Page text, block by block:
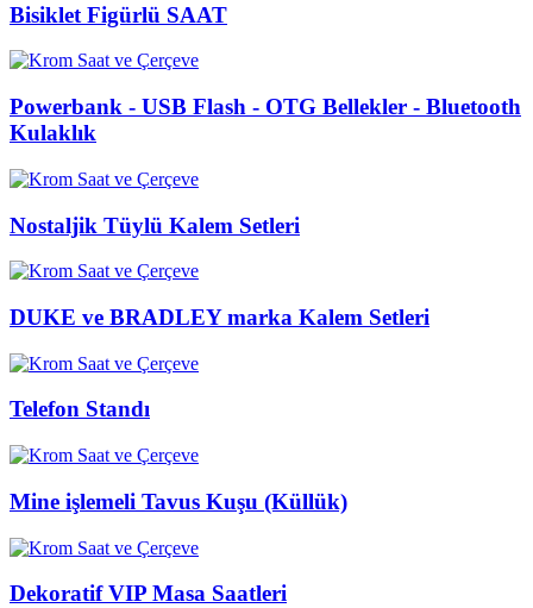
Bisiklet Figürlü SAAT
Powerbank - USB Flash - OTG Bellekler - Bluetooth
Kulaklık
Nostaljik Tüylü Kalem Setleri
DUKE ve BRADLEY marka Kalem Setleri
Telefon Standı
Mine işlemeli Tavus Kuşu (Küllük)
Dekoratif VIP Masa Saatleri